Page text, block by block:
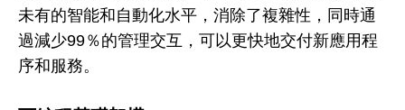
未有的智能和自動化水平，消除了複雜性，同時通
過減少99％的管理交互，可以更快地交付新應用程
序和服務。